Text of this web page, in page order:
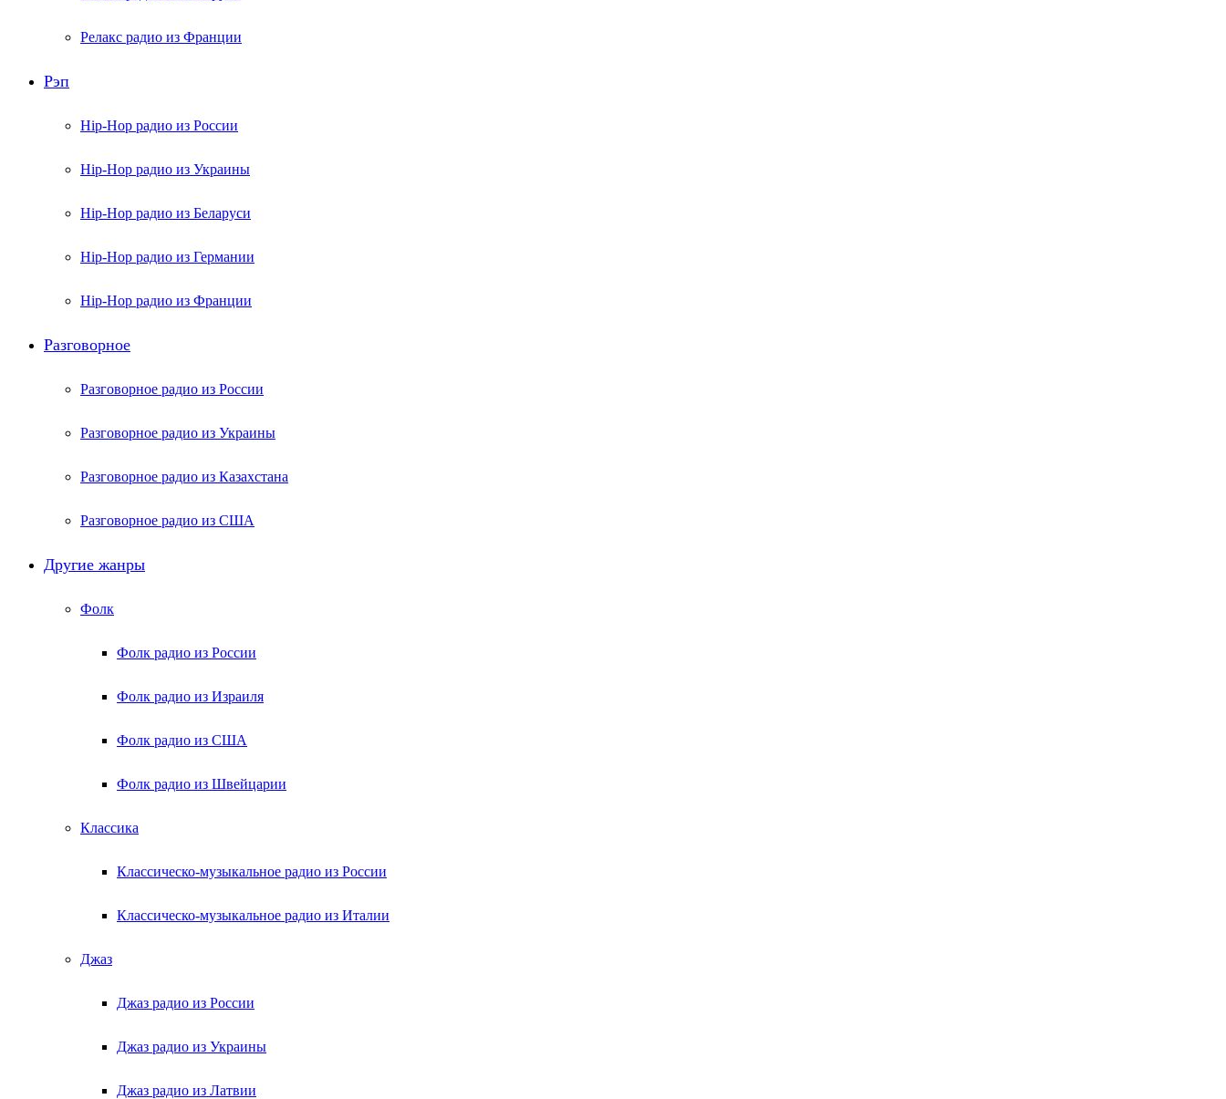
Релакс радио из Франции
Рэп
Hip-Hop радио из России
Hip-Hop радио из Украины
Hip-Hop радио из Беларуси
Hip-Hop радио из Германии
Hip-Hop радио из Франции
Разговорное
Разговорное радио из России
Разговорное радио из Украины
Разговорное радио из Казахстана
Разговорное радио из США
Другие жанры
Фолк
Фолк радио из России
Фолк радио из Израиля
Фолк радио из США
Фолк радио из Швейцарии
Классика
Классическо-музыкальное радио из России
Классическо-музыкальное радио из Италии
Джаз
Джаз радио из России
Джаз радио из Украины
Джаз радио из Латвии